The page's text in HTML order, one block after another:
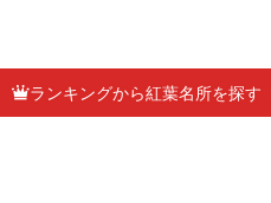
ランキングから紅葉名所を探す